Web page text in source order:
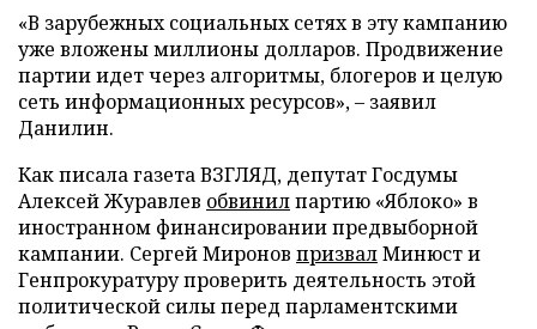
«В зарубежных социальных сетях в эту кампанию
уже вложены миллионы долларов. Продвижение
партии идет через алгоритмы, блогеров и целую
сеть информационных ресурсов», – заявил
Данилин.
Как писала газета ВЗГЛЯД, депутат Госдумы
Алексей Журавлев обвинилпартию «Яблоко» в
иностранном финансировании предвыборной
кампании. Сергей Миронов призвалМинюст и
Генпрокуратуру проверить деятельность этой
политической силы перед парламентскими